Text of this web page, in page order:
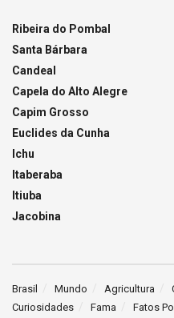
Ribeira do Pombal
Santa Bárbara
Candeal
Capela do Alto Alegre
Capim Grosso
Euclides da Cunha
Ichu
Itaberaba
Itiuba
Jacobina
Brasil Mundo Agricultura
Curiosidades
Fama Fatos